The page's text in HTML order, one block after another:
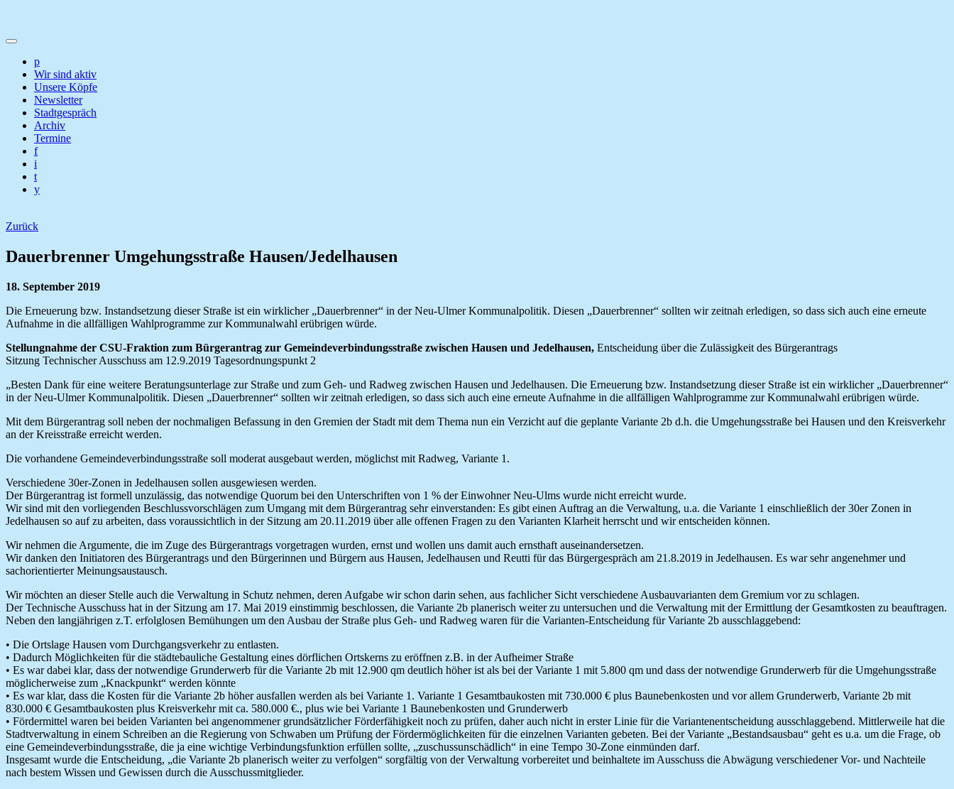
p
Wir sind aktiv
Unsere Köpfe
Newsletter
Stadtgespräch
Archiv
Termine
f
i
t
y
Zurück
Dauerbrenner Umgehungsstraße Hausen/Jedelhausen
18. September 2019
Die Erneuerung bzw. Instandsetzung dieser Straße ist ein wirklicher „Dauerbrenner“ in der Neu-Ulmer Kommunalpolitik. Diesen „Dauerbrenner“ sollten wir zeitnah erledigen, so dass sich auch eine erneute
Aufnahme in die allfälligen Wahlprogramme zur Kommunalwahl erübrigen würde.
Stellungnahme der CSU-Fraktion zum Bürgerantrag zur Gemeindeverbindungsstraße zwischen Hausen und Jedelhausen, Entscheidung über die Zulässigkeit des Bürgerantrags
Sitzung Technischer Ausschuss am 12.9.2019 Tagesordnungspunkt 2
„Besten Dank für eine weitere Beratungsunterlage zur Straße und zum Geh- und Radweg zwischen Hausen und Jedelhausen. Die Erneuerung bzw. Instandsetzung dieser Straße ist ein wirklicher „Dauerbrenner“
in der Neu-Ulmer Kommunalpolitik. Diesen „Dauerbrenner“ sollten wir zeitnah erledigen, so dass sich auch eine erneute Aufnahme in die allfälligen Wahlprogramme zur Kommunalwahl erübrigen würde.
Mit dem Bürgerantrag soll neben der nochmaligen Befassung in den Gremien der Stadt mit dem Thema nun ein Verzicht auf die geplante Variante 2b d.h. die Umgehungsstraße bei Hausen und den Kreisverkehr
an der Kreisstraße erreicht werden.
Die vorhandene Gemeindeverbindungsstraße soll moderat ausgebaut werden, möglichst mit Radweg, Variante 1.
Verschiedene 30er-Zonen in Jedelhausen sollen ausgewiesen werden.
Der Bürgerantrag ist formell unzulässig, das notwendige Quorum bei den Unterschriften von 1 % der Einwohner Neu-Ulms wurde nicht erreicht wurde.
Wir sind mit den vorliegenden Beschlussvorschlägen zum Umgang mit dem Bürgerantrag sehr einverstanden: Es gibt einen Auftrag an die Verwaltung, u.a. die Variante 1 einschließlich der 30er Zonen in
Jedelhausen so auf zu arbeiten, dass voraussichtlich in der Sitzung am 20.11.2019 über alle offenen Fragen zu den Varianten Klarheit herrscht und wir entscheiden können.
Wir nehmen die Argumente, die im Zuge des Bürgerantrags vorgetragen wurden, ernst und wollen uns damit auch ernsthaft auseinandersetzen.
Wir danken den Initiatoren des Bürgerantrags und den Bürgerinnen und Bürgern aus Hausen, Jedelhausen und Reutti für das Bürgergespräch am 21.8.2019 in Jedelhausen. Es war sehr angenehmer und
sachorientierter Meinungsaustausch.
Wir möchten an dieser Stelle auch die Verwaltung in Schutz nehmen, deren Aufgabe wir schon darin sehen, aus fachlicher Sicht verschiedene Ausbauvarianten dem Gremium vor zu schlagen.
Der Technische Ausschuss hat in der Sitzung am 17. Mai 2019 einstimmig beschlossen, die Variante 2b planerisch weiter zu untersuchen und die Verwaltung mit der Ermittlung der Gesamtkosten zu beauftragen.
Neben den langjährigen z.T. erfolglosen Bemühungen um den Ausbau der Straße plus Geh- und Radweg waren für die Varianten-Entscheidung für Variante 2b ausschlaggebend:
• Die Ortslage Hausen vom Durchgangsverkehr zu entlasten.
• Dadurch Möglichkeiten für die städtebauliche Gestaltung eines dörflichen Ortskerns zu eröffnen z.B. in der Aufheimer Straße
• Es war dabei klar, dass der notwendige Grunderwerb für die Variante 2b mit 12.900 qm deutlich höher ist als bei der Variante 1 mit 5.800 qm und dass der notwendige Grunderwerb für die Umgehungsstraße
möglicherweise zum „Knackpunkt“ werden könnte
• Es war klar, dass die Kosten für die Variante 2b höher ausfallen werden als bei Variante 1. Variante 1 Gesamtbaukosten mit 730.000 € plus Baunebenkosten und vor allem Grunderwerb, Variante 2b mit
830.000 € Gesamtbaukosten plus Kreisverkehr mit ca. 580.000 €., plus wie bei Variante 1 Baunebenkosten und Grunderwerb
• Fördermittel waren bei beiden Varianten bei angenommener grundsätzlicher Förderfähigkeit noch zu prüfen, daher auch nicht in erster Linie für die Variantenentscheidung ausschlaggebend. Mittlerweile hat die
Stadtverwaltung in einem Schreiben an die Regierung von Schwaben um Prüfung der Fördermöglichkeiten für die einzelnen Varianten gebeten. Bei der Variante „Bestandsausbau“ geht es u.a. um die Frage, ob
eine Gemeindeverbindungsstraße, die ja eine wichtige Verbindungsfunktion erfüllen sollte, „zuschussunschädlich“ in eine Tempo 30-Zone einmünden darf.
Insgesamt wurde die Entscheidung, „die Variante 2b planerisch weiter zu verfolgen“ sorgfältig von der Verwaltung vorbereitet und beinhaltete im Ausschuss die Abwägung verschiedener Vor- und Nachteile
nach bestem Wissen und Gewissen durch die Ausschussmitglieder.